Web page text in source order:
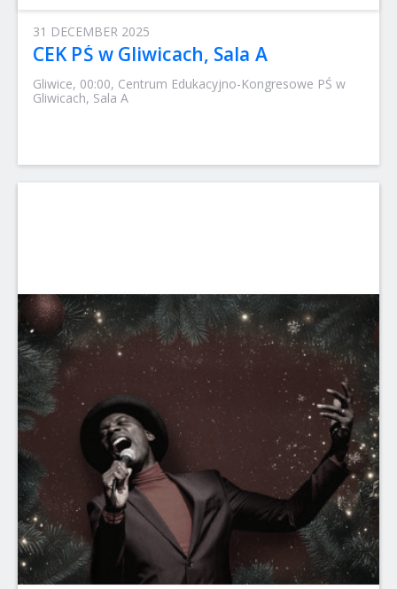
31 DECEMBER 2025
CEK PŚ w Gliwicach, Sala A
Gliwice, 00:00, Centrum Edukacyjno-Kongresowe PŚ w
Gliwicach, Sala A